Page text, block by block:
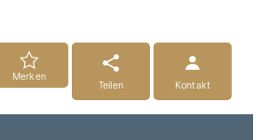
Merken
Teilen
Kontakt